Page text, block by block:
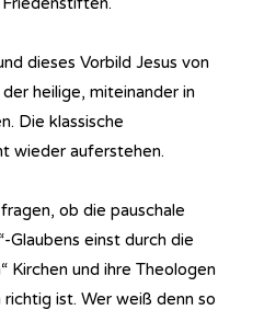
dieses Vorbild Jesus von
heilige, miteinander in
Die klassische
wieder auferstehen.
ob die pauschale
Glaubens einst durch die
Kirchen und ihre Theologen
ist. Wer weiß denn so